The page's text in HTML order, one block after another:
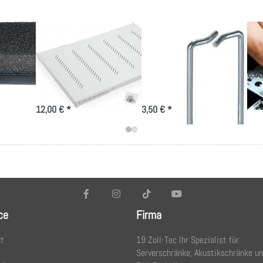
Fachboden bis
80kg Belastung
in versch. Tiefen
12,00 € *
Rangierbügel
40x80mm,
3,50 € *
Firma
19 Zoll-Tec Ihr Spezialist für
Serverschränke, Akustikschränke